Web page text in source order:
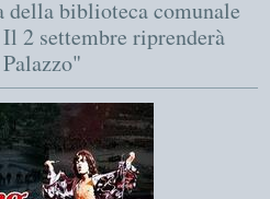
della biblioteca comunale
2 settembre riprenderà